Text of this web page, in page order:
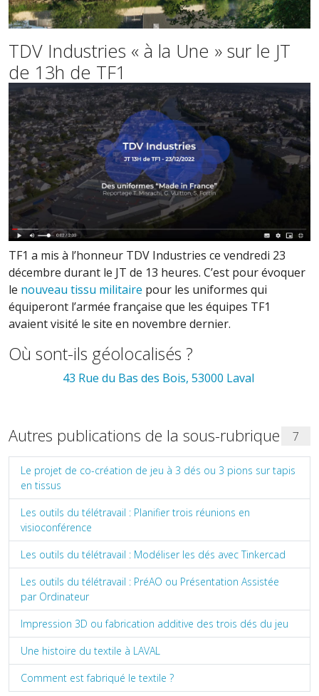
TDV Industries « à la Une » sur le JT
de 13h de TF1
TF1 a mis à l’honneur TDV Industries ce vendredi 23
décembre durant le JT de 13 heures. C’est pour évoquer
le nouveau tissu militaire pour les uniformes qui
équiperont l’armée française que les équipes TF1
avaient visité le site en novembre dernier.
Où sont-ils géolocalisés ?
43 Rue du Bas des Bois, 53000 Laval
Autres publications de la sous-rubrique 7
Le projet de co-création de jeu à 3 dés ou 3 pions sur tapis
en tissus
Les outils du télétravail : Planifier trois réunions en
visioconférence
Les outils du télétravail : Modéliser les dés avec Tinkercad
Les outils du télétravail : PréAO ou Présentation Assistée
par Ordinateur
Impression 3D ou fabrication additive des trois dés du jeu
Une histoire du textile à LAVAL
Comment est fabriqué le textile ?